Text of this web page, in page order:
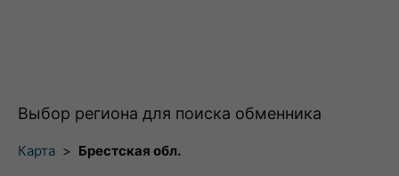
Выбор региона для поиска обменника
Карта > Брестская обл.